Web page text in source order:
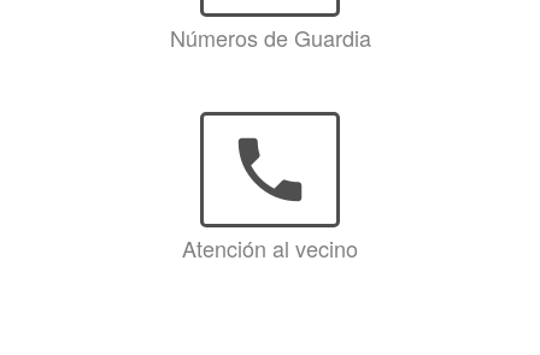
Números de Guardia
phone
Atención al vecino